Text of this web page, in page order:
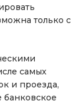
только с
самых
и проезда,